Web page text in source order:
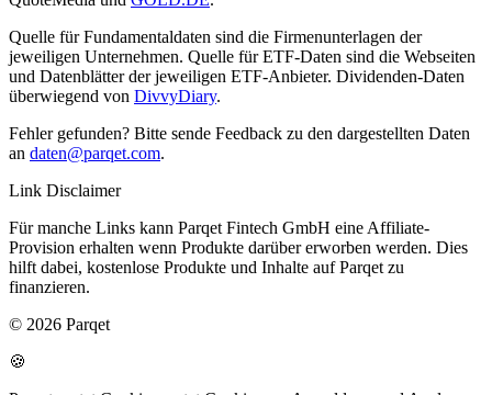
Quelle für Fundamentaldaten sind die Firmenunterlagen der
jeweiligen Unternehmen. Quelle für ETF-Daten sind die Webseiten
und Datenblätter der jeweiligen ETF-Anbieter. Dividenden-Daten
überwiegend von DivvyDiary.
Fehler gefunden? Bitte sende Feedback zu den dargestellten Daten
an daten@parqet.com.
Link Disclaimer
Für manche Links kann Parqet Fintech GmbH eine Affiliate-
Provision erhalten wenn Produkte darüber erworben werden. Dies
hilft dabei, kostenlose Produkte und Inhalte auf Parqet zu
finanzieren.
© 2026 Parqet
🍪